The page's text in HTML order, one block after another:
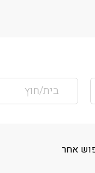
בית/חוץ
אחר